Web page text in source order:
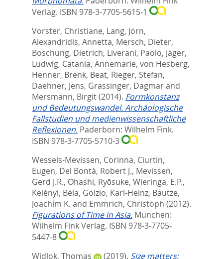
Verlag. ISBN 978-3-7705-5615-1
Vorster, Christiane, Lang, Jörn,
Alexandridis, Annetta, Mersch, Dieter,
Boschung, Dietrich, Liverani, Paolo, Jäger,
Ludwig, Catania, Annemarie, von Hesberg,
Henner, Brenk, Beat, Rieger, Stefan,
Daehner, Jens, Grassinger, Dagmarand
Mersmann, Birgit(2014). Formkonstanz
und Bedeutungswandel. Archäologische
Fallstudien und medienwissenschaftliche
Reflexionen. Paderborn: Wilhelm Fink.
ISBN 978-3-7705-5710-3
Wessels-Mevissen, Corinna, Ciurtin,
Eugen, Del Bontà, Robert J., Mevissen,
Gerd J.R., Ōhashi, Ryōsuke, Wieringa, E.P.,
Kelényi, Béla, Golzio, Karl-Heinz, Bautze,
Joachim K. and Emmrich, Christoph (2012).
Figurations of Time in Asia. München:
Wilhelm Fink Verlag. ISBN 978-3-7705-
5447-8
Widlok, Thomas
(2019). Size matters: